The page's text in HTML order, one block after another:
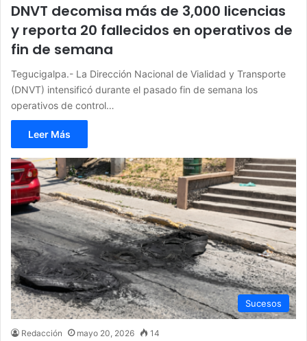
DNVT decomisa más de 3,000 licencias
y reporta 20 fallecidos en operativos de
fin de semana
Tegucigalpa.- La Dirección Nacional de Vialidad y Transporte
(DNVT) intensificó durante el pasado fin de semana los
operativos de control…
Leer Más
Sucesos
Redacción mayo 20, 2026 14